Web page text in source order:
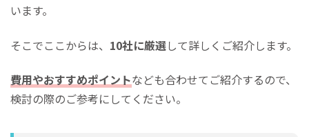
います。
そこでここからは、 10社に厳選して詳しくご紹介します。
費用やおすすめポイントなども合わせてご紹介するので、
検討の際のご参考にしてください。